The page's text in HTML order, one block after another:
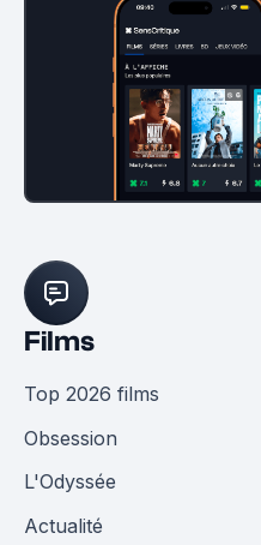
Films
Top 2026 films
Obsession
L'Odyssée
Actualité